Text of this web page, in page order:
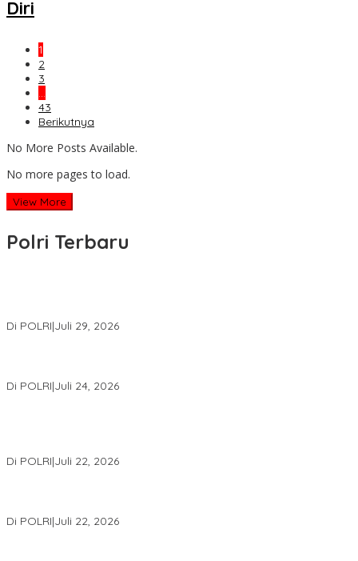
Diri
1
2
3
…
43
Berikutnya
No More Posts Available.
No more pages to load.
View More
Polri Terbaru
Di POLRI|Juli 29, 2026
Di POLRI|Juli 24, 2026
Di POLRI|Juli 22, 2026
Di POLRI|Juli 22, 2026